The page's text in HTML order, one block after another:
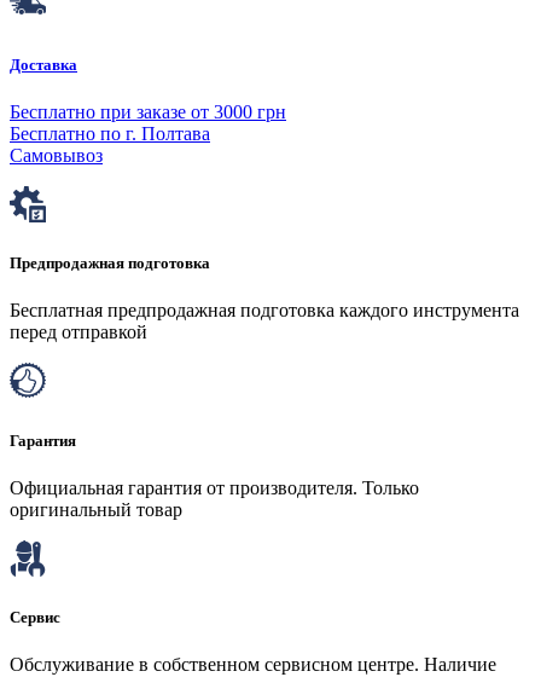
Доставка
Бесплатно при заказе от 3000 грн
Бесплатно по г. Полтава
Самовывоз
Предпродажная подготовка
Бесплатная предпродажная подготовка каждого инструмента
перед отправкой
Гарантия
Официальная гарантия от производителя. Только
оригинальный товар
Сервис
Обслуживание в собственном сервисном центре. Наличие